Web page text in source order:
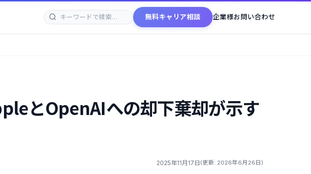
無料キャリア相談 企業様お問い合わせ
とOpenAIへの却下棄却が示す
2025年11月17日(更新: 2026年6月26日)